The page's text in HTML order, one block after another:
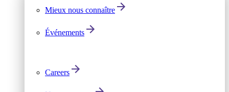
Mieux nous connaître
Événements
Careers